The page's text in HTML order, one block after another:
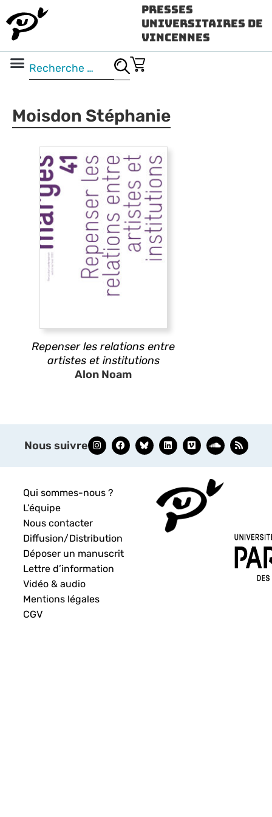
Presses
Universitaires de
Vincennes
Moisdon Stéphanie
Repenser les relations entre
artistes et institutions
Alon Noam
Nous suivre
Qui sommes-nous ?
L’équipe
Nous contacter
Diffusion/Distribution
Déposer un manuscrit
Lettre d’information
Vidéo & audio
Mentions légales
CGV